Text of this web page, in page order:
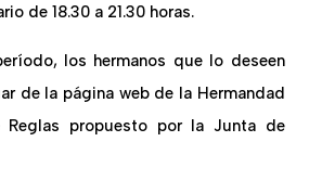
de 18.30 a 21.30 horas.
los hermanos que lo deseen
de la página web de la Hermandad
Reglas propuesto por la Junta de